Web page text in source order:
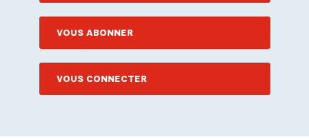
VOUS ABONNER
VOUS CONNECTER